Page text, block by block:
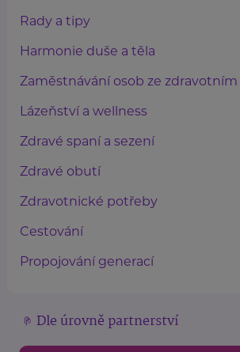
Rady a tipy
Harmonie duše a těla
Zaměstnávání osob ze
Lázeňství a wellness
Zdravé spaní a sezení
Zdravé obutí
Zdravotnické potřeby
Cestování
Propojování generací
Dle úrovně partnerství